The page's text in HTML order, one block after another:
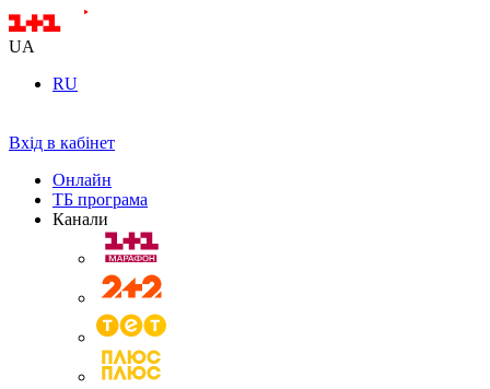
UA
RU
Вхід в кабінет
Онлайн
ТБ програма
Канали